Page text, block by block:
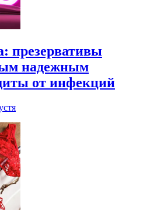
презервативы
надежным
от инфекций